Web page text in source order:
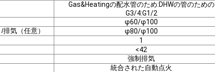
Gas&Heatingの配水管のため:DHWの管のための
G3/4:G1/2
φ60/φ100
気（任意）
φ80/φ100
1
<42
強制排気
統合された自動点火